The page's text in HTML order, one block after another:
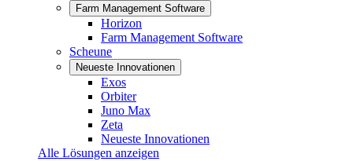
Farm Management Software
Horizon
Farm Management Software
Scheune
Neueste Innovationen
Exos
Orbiter
Juno Max
Zeta
Neueste Innovationen
Alle Lösungen anzeigen